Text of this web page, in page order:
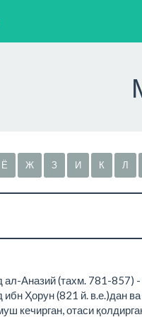
Ё Ж З И К Л
Аназий (тахм. 781-857) -
Ҳорун (821 й. в.е.)дан
кечирган, отаси